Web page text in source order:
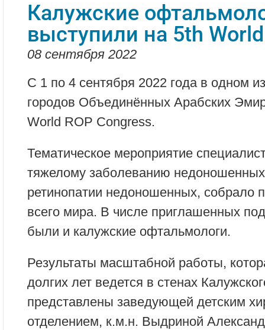
Калужские
выступили на 5th
08 сентября 2022
С 1 по 4 сентября 2022 года в одном
городов Объединённых Арабских
World ROP Congress.
Тематическое мероприятие
тяжелому заболеванию
ретинопатии недоношенных, собрало
всего мира. В числе приглашенных
были и калужские офтальмологи.
Результаты масштабной работы,
долгих лет ведется в стенах
представлены заведующей детским
отделением, к.м.н. Выдриной